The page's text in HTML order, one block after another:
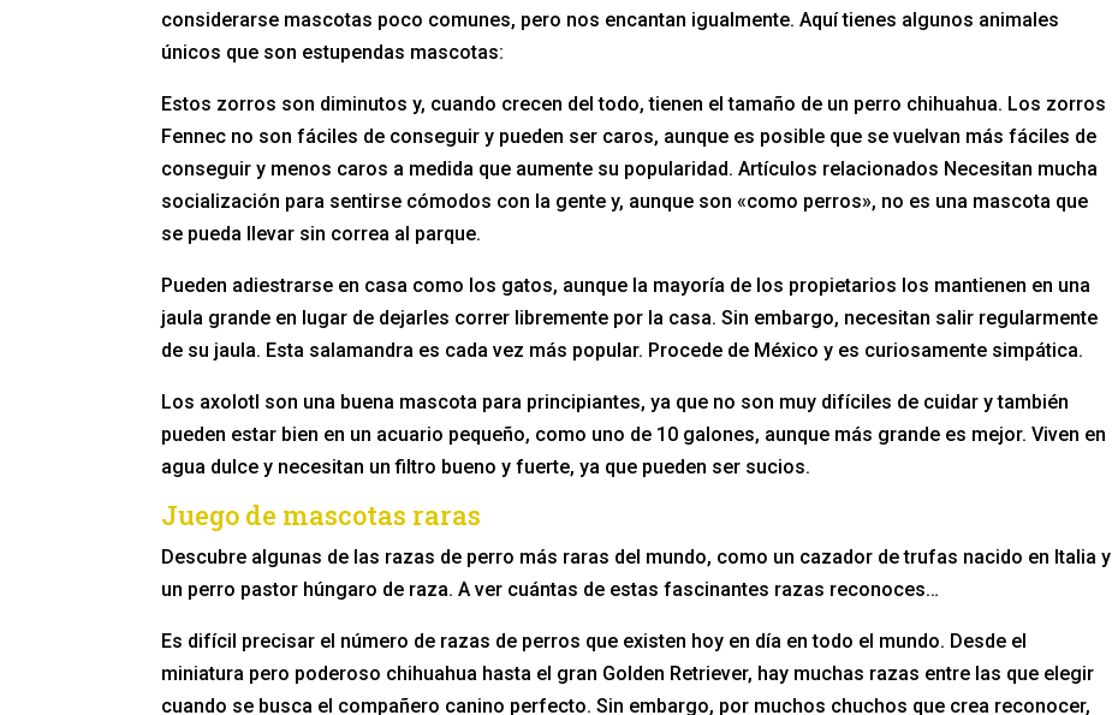
considerarse mascotas poco comunes, pero nos encantan igualmente. Aquí tienes algunos animales
únicos que son estupendas mascotas:
Estos zorros son diminutos y, cuando crecen del todo, tienen el tamaño de un perro chihuahua. Los zorros
Fennec no son fáciles de conseguir y pueden ser caros, aunque es posible que se vuelvan más fáciles de
conseguir y menos caros a medida que aumente su popularidad. Artículos relacionados Necesitan mucha
socialización para sentirse cómodos con la gente y, aunque son «como perros», no es una mascota que
se pueda llevar sin correa al parque.
Pueden adiestrarse en casa como los gatos, aunque la mayoría de los propietarios los mantienen en una
jaula grande en lugar de dejarles correr libremente por la casa. Sin embargo, necesitan salir regularmente
de su jaula. Esta salamandra es cada vez más popular. Procede de México y es curiosamente simpática.
Los axolotl son una buena mascota para principiantes, ya que no son muy difíciles de cuidar y también
pueden estar bien en un acuario pequeño, como uno de 10 galones, aunque más grande es mejor. Viven en
agua dulce y necesitan un filtro bueno y fuerte, ya que pueden ser sucios.
Juego de mascotas raras
Descubre algunas de las razas de perro más raras del mundo, como un cazador de trufas nacido en Italia y
un perro pastor húngaro de raza. A ver cuántas de estas fascinantes razas reconoces…
Es difícil precisar el número de razas de perros que existen hoy en día en todo el mundo. Desde el
miniatura pero poderoso chihuahua hasta el gran Golden Retriever, hay muchas razas entre las que elegir
cuando se busca el compañero canino perfecto. Sin embargo, por muchos chuchos que crea reconocer,